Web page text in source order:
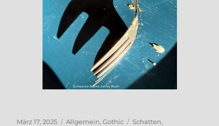
Veröffentlicht
März 17, 2025 Kategorien
Allgemein,Gothic Schlagwörter
Schatten,